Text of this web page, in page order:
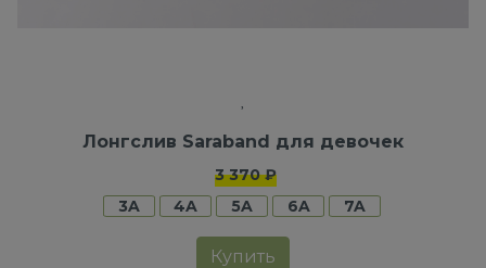
Лонгслив Saraband для девочек
3 370 ₽
3A
4A 5A 6A 7A
Купить